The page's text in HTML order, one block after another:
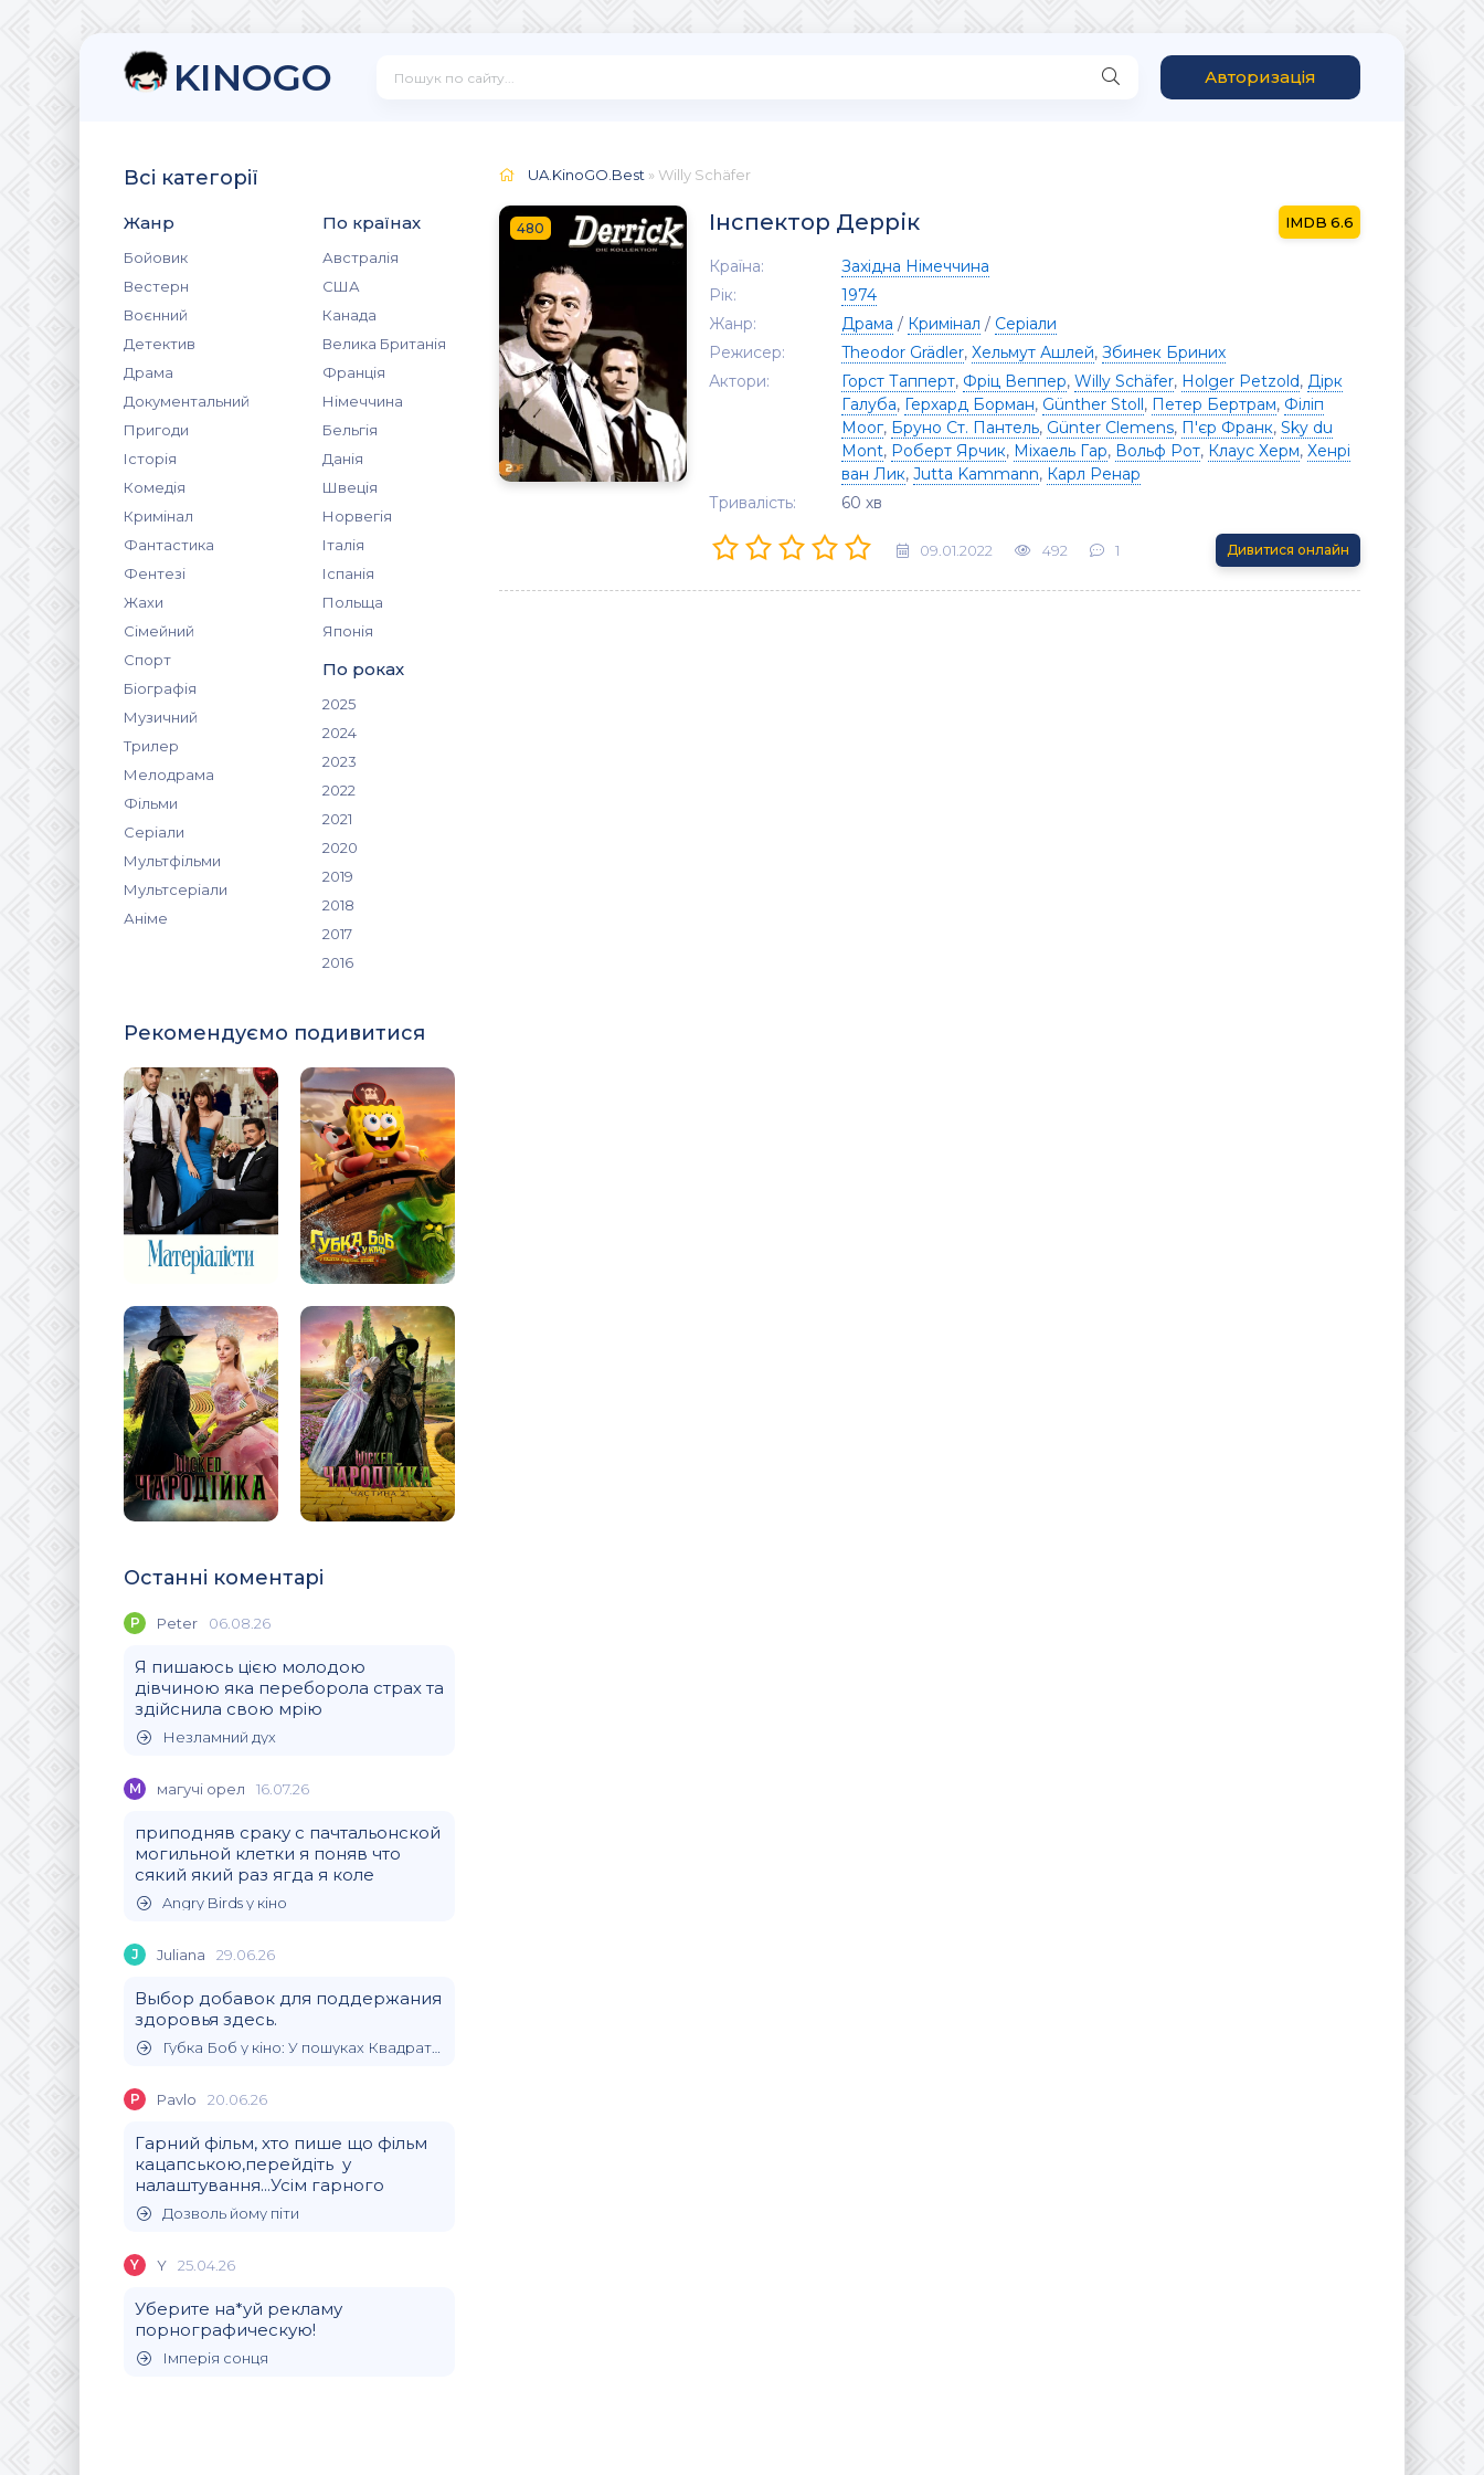
KINOGO Авторизація
Всі категорії
Жанр
Бойовик
Вестерн
Воєнний
Детектив
Драма
Документальний
Пригоди
Історія
Комедія
Кримінал
Фантастика
Фентезі
Жахи
Сімейний
Спорт
Біографія
Музичний
Трилер
Мелодрама
Фільми
Серіали
Мультфільми
Мультсеріали
Аніме
По країнах
Австралія
США
Канада
Велика Британія
Франція
Німеччина
Бельгія
Данія
Швеція
Норвегія
Італія
Іспанія
Польща
Японія
По роках
2025
2024
2023
2022
2021
2020
2019
2018
2017
2016
Рекомендуємо подивитися
Останні коментарі
P Peter 06.08.26
Я пишаюсь цією молодою
дівчиною яка переборола страх та
здійснила свою мрію
Незламний дух
М магучi орел 16.07.26
приподняв сраку с пачтальонской
могильной клетки я поняв что
сякий який раз ягда я коле
Angry Birds у кіно
J Juliana 29.06.26
Выбор добавок для поддержания
здоровья здесь.
Губка Боб у кіно: У пошуках Квадратних Штанів
P Pavlo 20.06.26
Гарний фільм, хто пише що фільм
кацапською,перейдіть у
налаштування...Усім гарного
Дозволь йому піти
Y Y 25.04.26
Уберите на*уй рекламу
порнографическую!
Імперія сонця
UA.KinoGO.Best » Willy Schäfer
480 Інспектор Деррік 6.6
Країна:
Західна Німеччина
Рік:
1974
Жанр:
Драма / Кримінал / Серіали
Режисер:
Theodor Grädler, Хельмут Ашлей, Збинек Бриних
Актори:
Горст Тапперт, Фріц Веппер, Willy Schäfer, Holger Petzold, Дірк
Галуба, Герхард Борман, Günther Stoll, Петер Бертрам, Філіп
Моог, Бруно Ст. Пантель, Günter Clemens, П'єр Франк, Sky du
Mont, Роберт Ярчик, Міхаель Гар, Вольф Рот, Клаус Херм, Хенрі
ван Лик, Jutta Kammann, Карл Ренар
Тривалість:
60 хв
09.01.2022 492 1 Дивитися онлайн